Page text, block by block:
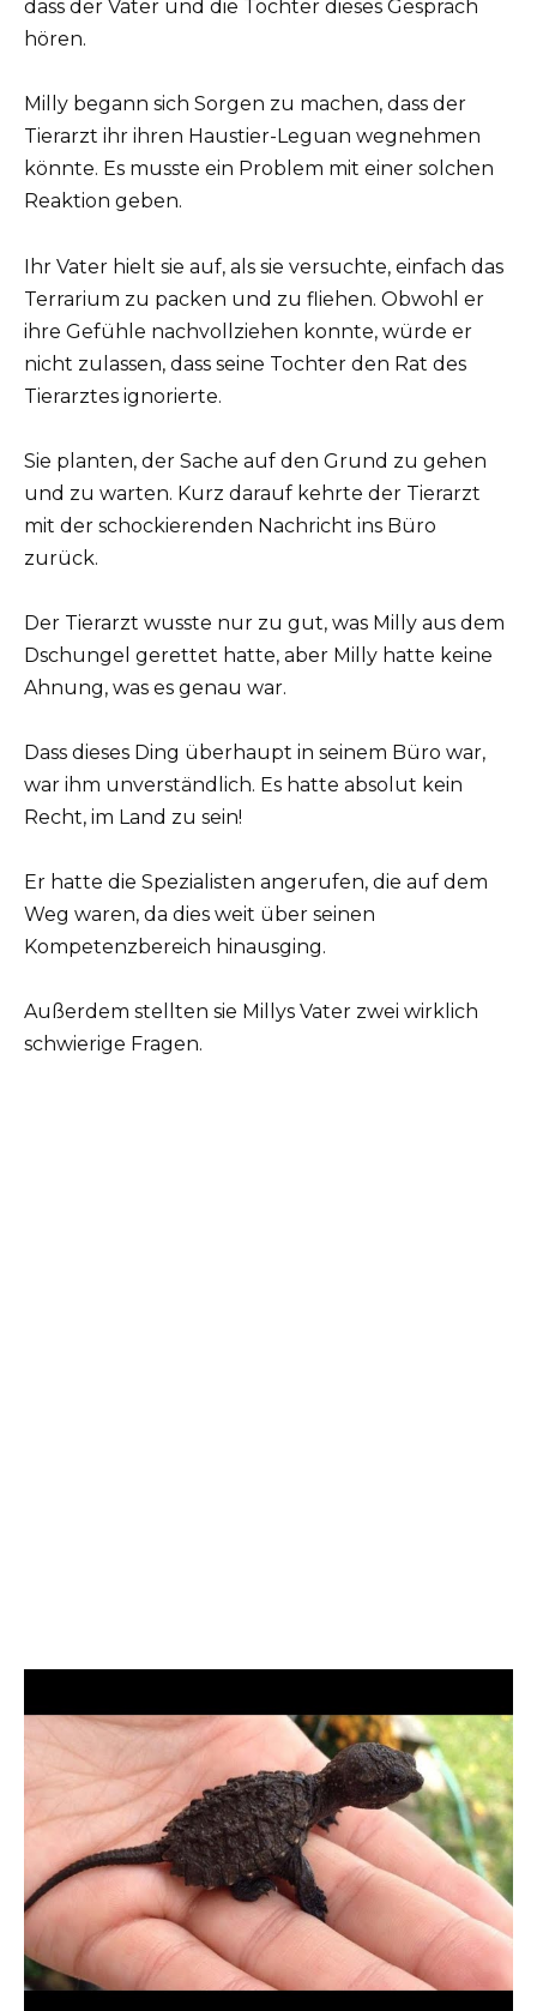
dass der Vater und die Tochter dieses Gespräch
hören.
Milly begann sich Sorgen zu machen, dass der
Tierarzt ihr ihren Haustier-Leguan wegnehmen
könnte. Es musste ein Problem mit einer solchen
Reaktion geben.
Ihr Vater hielt sie auf, als sie versuchte, einfach das
Terrarium zu packen und zu fliehen. Obwohl er
ihre Gefühle nachvollziehen konnte, würde er
nicht zulassen, dass seine Tochter den Rat des
Tierarztes ignorierte.
Sie planten, der Sache auf den Grund zu gehen
und zu warten. Kurz darauf kehrte der Tierarzt
mit der schockierenden Nachricht ins Büro
zurück.
Der Tierarzt wusste nur zu gut, was Milly aus dem
Dschungel gerettet hatte, aber Milly hatte keine
Ahnung, was es genau war.
Dass dieses Ding überhaupt in seinem Büro war,
war ihm unverständlich. Es hatte absolut kein
Recht, im Land zu sein!
Er hatte die Spezialisten angerufen, die auf dem
Weg waren, da dies weit über seinen
Kompetenzbereich hinausging.
Außerdem stellten sie Millys Vater zwei wirklich
schwierige Fragen.